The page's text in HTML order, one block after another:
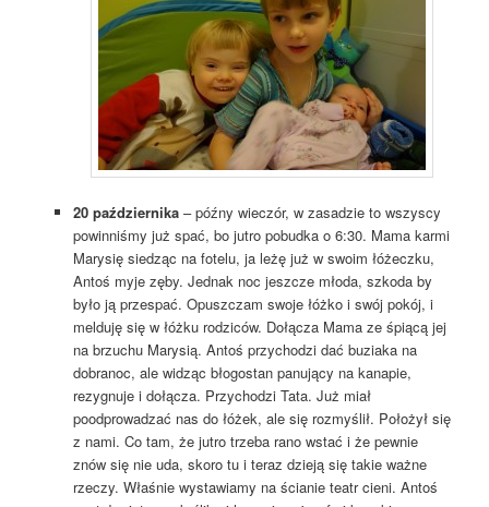
20 października– późny wieczór, w zasadzie to wszyscy
powinniśmy już spać, bo jutro pobudka o 6:30. Mama karmi
Marysię siedząc na fotelu, ja leżę już w swoim łóżeczku,
Antoś myje zęby. Jednak noc jeszcze młoda, szkoda by
było ją przespać. Opuszczam swoje łóżko i swój pokój, i
melduję się w łóżku rodziców. Dołącza Mama ze śpiącą jej
na brzuchu Marysią. Antoś przychodzi dać buziaka na
dobranoc, ale widząc błogostan panujący na kanapie,
rezygnuje i dołącza. Przychodzi Tata. Już miał
poodprowadzać nas do łóżek, ale się rozmyślił. Położył się
z nami. Co tam, że jutro trzeba rano wstać i że pewnie
znów się nie uda, skoro tu i teraz dzieją się takie ważne
rzeczy. Właśnie wystawiamy na ścianie teatr cieni. Antoś